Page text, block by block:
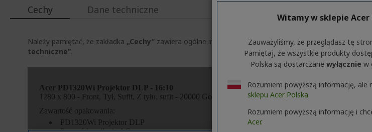
Cechy
Należy pamiętać, że zakładka „Cechy” zawiera ogólne informacje o serii produktów. Aby poznać
techniczne”.
Dane techniczne
Witamy w sklepie Acer
Zauważyliśmy, że przeglądasz tę
Pamiętaj, że wszystkie produkty
Polska są dostarczane wyłącznie w
Rozumiem powyższą informację, ale
sklepu Acer Polska.
Rozumiem powyższą informację i
Acer.